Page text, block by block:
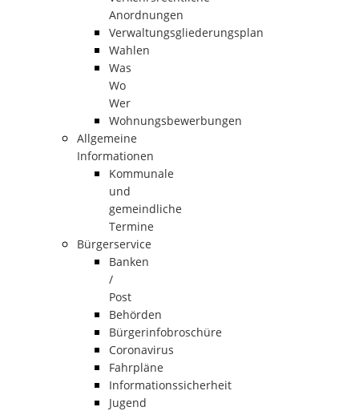
Anordnungen
Verwaltungsgliederungsplan
Wahlen
Was
Wo
Wer
Wohnungsbewerbungen
Allgemeine
Informationen
Kommunale
und
gemeindliche
Termine
Bürgerservice
Banken
/
Post
Behörden
Bürgerinfobroschüre
Coronavirus
Fahrpläne
Informationssicherheit
Jugend